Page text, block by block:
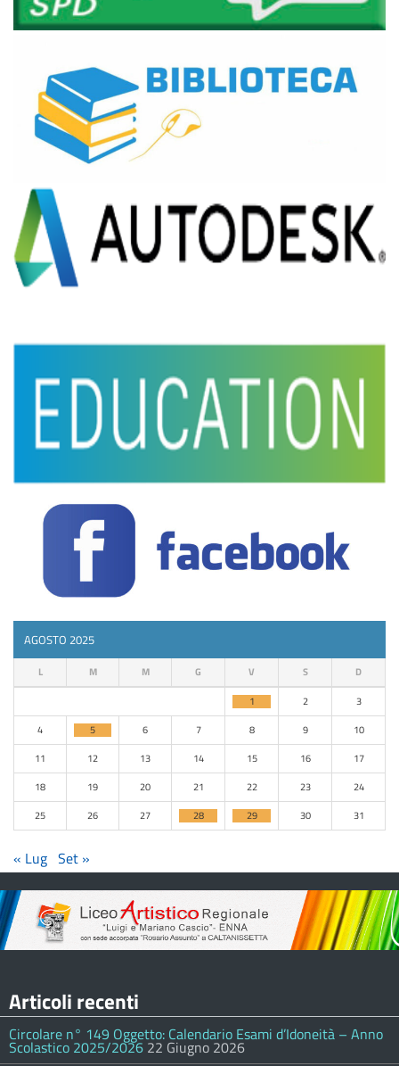
AGOSTO 2025
L M M G V S D
1 2
3
4
5 6 7 8 9
10
11
12 13 14 15 16
17
18
19 20 21 22 23
24
25
26 27 28 29 30 31
« Lug Set »
Articoli recenti
Circolare n° 149 Oggetto: Calendario Esami d’Idoneità – Anno
Scolastico 2025/2026 22 Giugno 2026